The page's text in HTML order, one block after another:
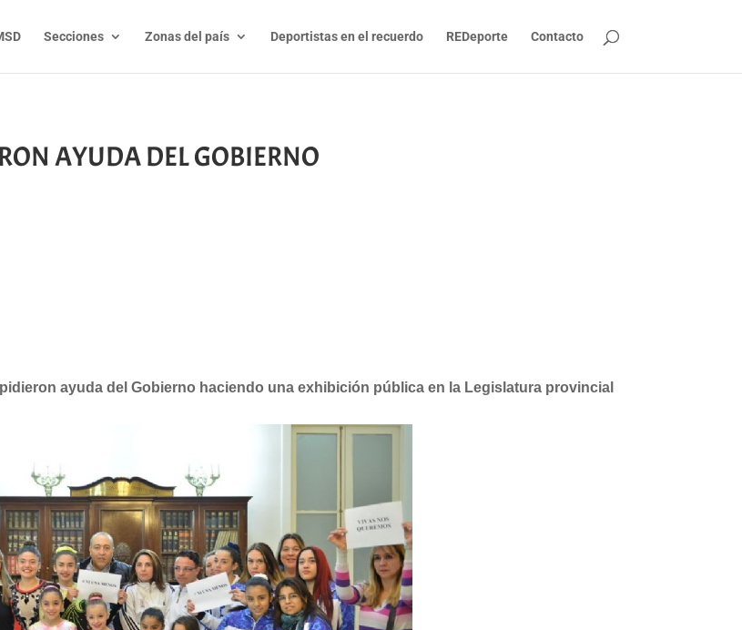
Secciones Zonas del país Deportistas en el recuerdo REDeporte Contacto
AYUDA DEL GOBIERNO
ayuda del Gobierno haciendo una exhibición pública en la Legislatura provincial